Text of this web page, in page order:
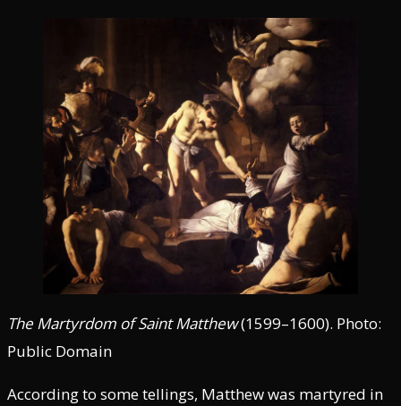
The Martyrdom of Saint Matthew(1599–1600). Photo:
Public Domain
According to some tellings, Matthew was martyred in